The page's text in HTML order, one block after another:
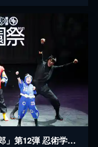
ミュージカル「忍たま乱太郎」第12弾 忍術学園学園祭 2021